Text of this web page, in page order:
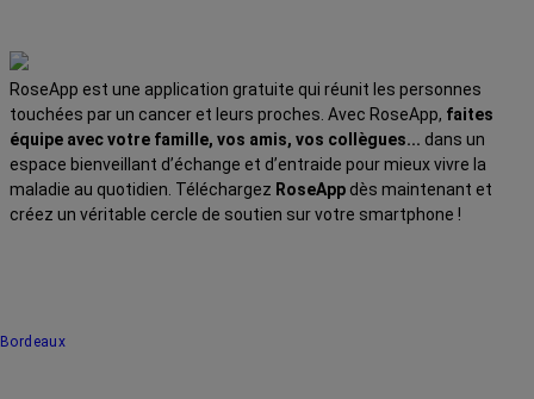
RoseApp est une application gratuite qui réunit les personnes
touchées par un cancer et leurs proches. Avec RoseApp, faites
équipe avec votre famille, vos amis, vos collègues... dans un
espace bienveillant d’échange et d’entraide pour mieux vivre la
maladie au quotidien. Téléchargez RoseApp dès maintenant et
créez un véritable cercle de soutien sur votre smartphone !
Bordeaux